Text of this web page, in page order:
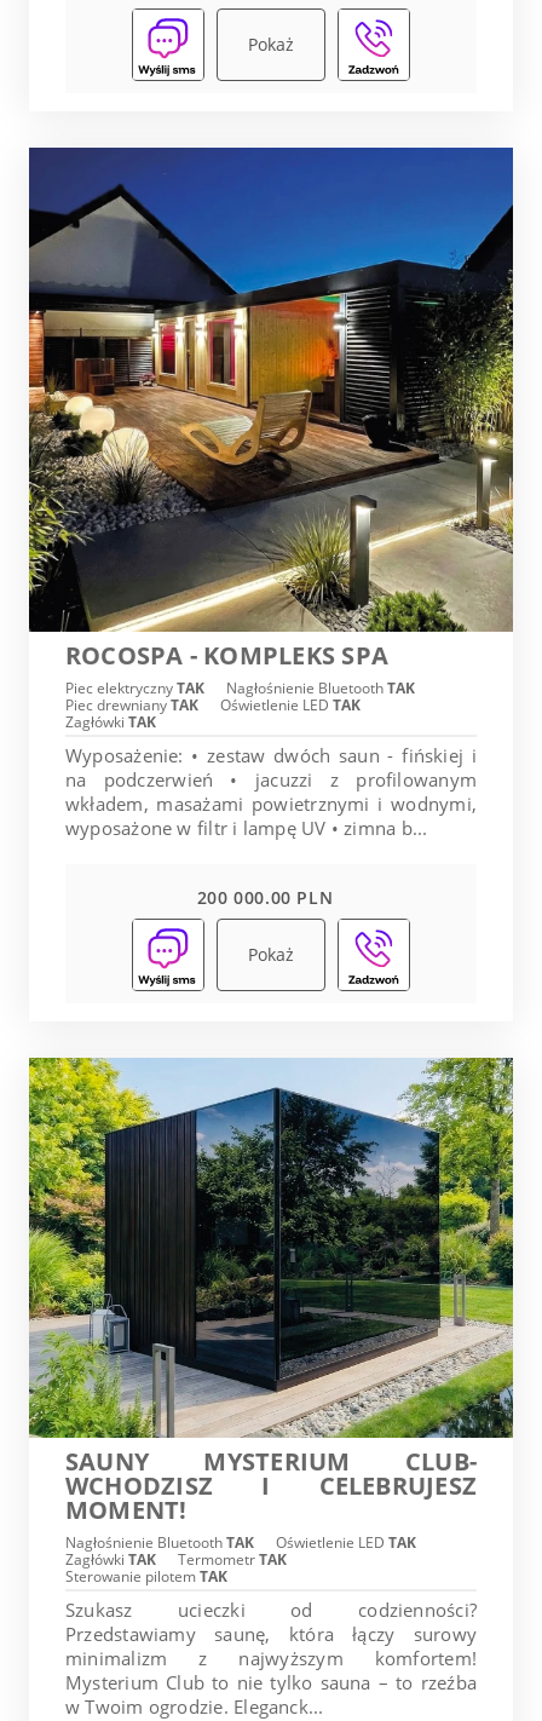
Pokaż
ROCOSPA - KOMPLEKS SPA
Piec elektrycznyTAK Nagłośnienie BluetoothTAK
Piec drewnianyTAK Oświetlenie LED TAK
Zagłówki TAK
Wyposażenie: • zestaw dwóch saun - fińskiej i
na podczerwień • jacuzzi z profilowanym
wkładem, masażami powietrznymi i wodnymi,
wyposażone w filtr i lampę UV • zimna b...
200 000.00 PLN
Pokaż
SAUNY MYSTERIUM CLUB-
WCHODZISZ I CELEBRUJESZ
MOMENT!
Nagłośnienie BluetoothTAK Oświetlenie LED TAK
Zagłówki TAK TermometrTAK
Sterowanie pilotemTAK
Szukasz ucieczki od codzienności?
Przedstawiamy saunę, która łączy surowy
minimalizm z najwyższym komfortem!
Mysterium Club to nie tylko sauna – to rzeźba
w Twoim ogrodzie. Eleganck...